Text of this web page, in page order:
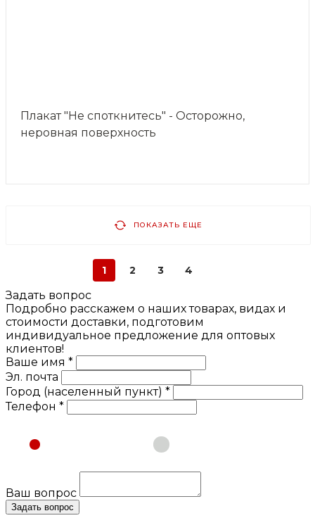
Плакат "Не споткнитесь" - Осторожно,
неровная поверхность
ПОКАЗАТЬ ЕЩЕ
1 2 3 4
Задать вопрос
Подробно расскажем о наших товарах, видах и
стоимости доставки, подготовим
индивидуальное предложение для оптовых
клиентов!
Ваше имя *
Эл. почта
Город (населенный пункт) *
Телефон *
Юридическое лицо
Ваш вопрос
Задать вопрос